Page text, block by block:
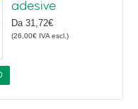
adesive
Da 31,72€
(26,00€ IVA escl. )